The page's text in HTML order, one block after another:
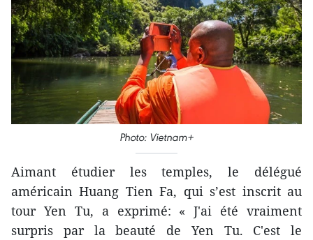
Photo: Vietnam+
Aimant étudier les temples, le délégué
américain Huang Tien Fa, qui s’est inscrit au
tour Yen Tu, a exprimé: « J'ai été vraiment
surpris par la beauté de Yen Tu. C'est le